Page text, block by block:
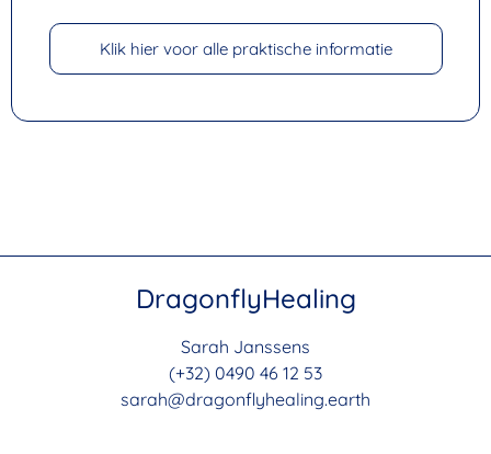
Klik hier voor alle praktische informatie
DragonflyHealing
Sarah Janssens
(+32) 0490 46 12 53
sarah@dragonflyhealing.earth